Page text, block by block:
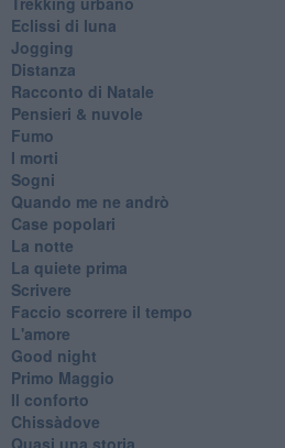
Eclissi di luna
Jogging
Distanza
Racconto di Natale
Pensieri & nuvole
Fumo
I morti
Sogni
Quando me ne andrò
Case popolari
La notte
La quiete prima
Scrivere
Faccio scorrere il tempo
L'amore
Good night
Primo Maggio
Il conforto
Chissàdove
Quasi una storia